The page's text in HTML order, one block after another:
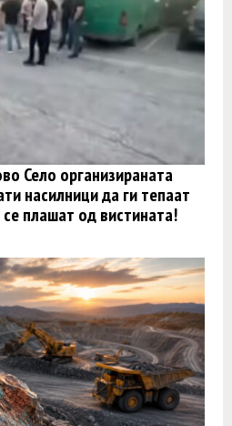
Село организираната
насилници да ги тепаат
плашат од вистината!